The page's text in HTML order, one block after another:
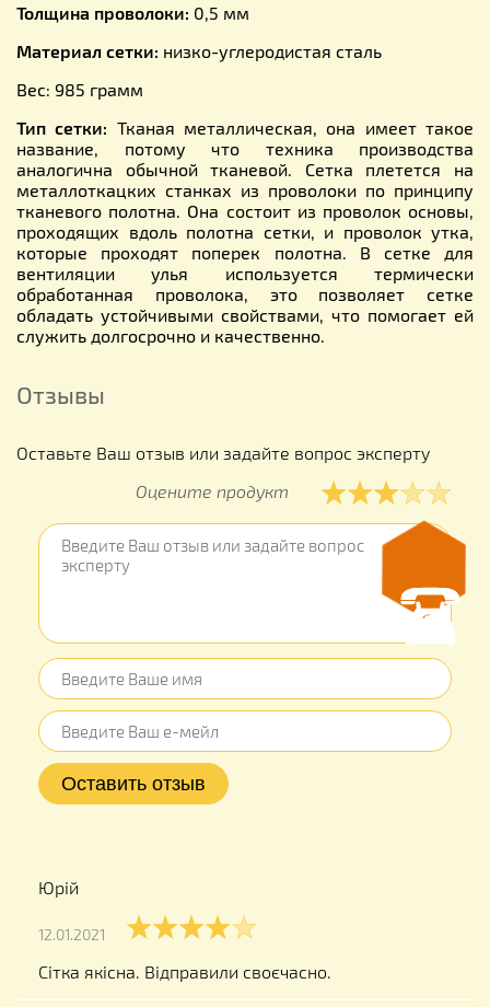
Толщина проволоки: 0,5 мм
Материал сетки: низко-углеродистая сталь
Вес: 985 грамм
Тип сетки: Тканая металлическая, она имеет такое
название, потому что техника производства
аналогична обычной тканевой. Сетка плетется на
металлоткацких станках из проволоки по принципу
тканевого полотна. Она состоит из проволок основы,
проходящих вдоль полотна сетки, и проволок утка,
которые проходят поперек полотна. В сетке для
вентиляции улья используется термически
обработанная проволока, это позволяет сетке
обладать устойчивыми свойствами, что помогает ей
служить долгосрочно и качественно.
Отзывы
Оставьте Ваш отзыв или задайте вопрос эксперту
Оцените продукт
Юрій
12.01.2021
Сітка якісна. Відправили своєчасно.